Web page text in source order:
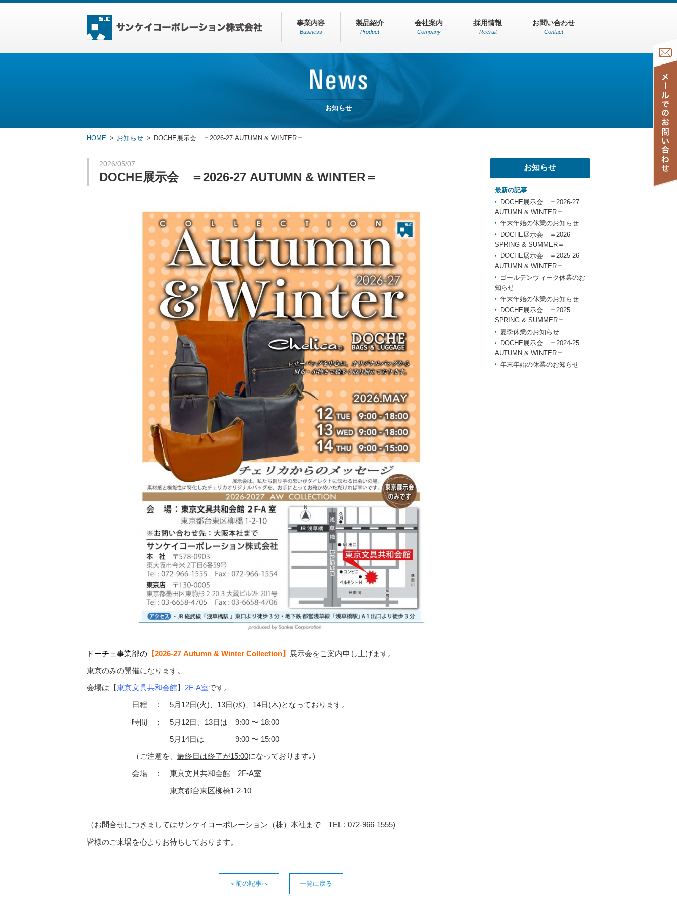
事業内容
Business
製品紹介
Product
会社案内
Company
採用情報
Recruit
お問い合わせ
Contact
お知らせ
HOME お知らせ DOCHE展示会 ＝2026-27 AUTUMN & WINTER＝
2026/05/07
DOCHE展示会 ＝2026-27 AUTUMN & WINTER＝
ドーチェ事業部の 【2026-27 Autumn & Winter Collection】
展示会をご案内申し上げます。
東京のみの開催になります。
会場は【東京文具共和会館】 2F-A室です。
日程 ： 5月12日(火)、13日(水)、14日(木)となっております。
時間 ： 5月12日、13日は 9:00 〜 18:00
5月14日は 9:00 〜 15:00
（ご注意を、 最終日は終了が15:00になっております｡)
会場 ： 東京文具共和会館 2F-A室
東京都台東区柳橋1-2-10
（お問合せにつきましてはサンケイコーポレーション（株）本社まで TEL : 072-966-1555)
皆様のご来場を心よりお待ちしております。
前の記事へ 一覧に戻る
お知らせ
最新の記事
DOCHE展示会 ＝2026-27
AUTUMN & WINTER＝
年末年始の休業のお知らせ
DOCHE展示会 ＝2026
SPRING & SUMMER＝
DOCHE展示会 ＝2025-26
AUTUMN & WINTER＝
ゴールデンウィーク休業のお
知らせ
年末年始の休業のお知らせ
DOCHE展示会 ＝2025
SPRING & SUMMER＝
夏季休業のお知らせ
DOCHE展示会 ＝2024-25
AUTUMN & WINTER＝
年末年始の休業のお知らせ